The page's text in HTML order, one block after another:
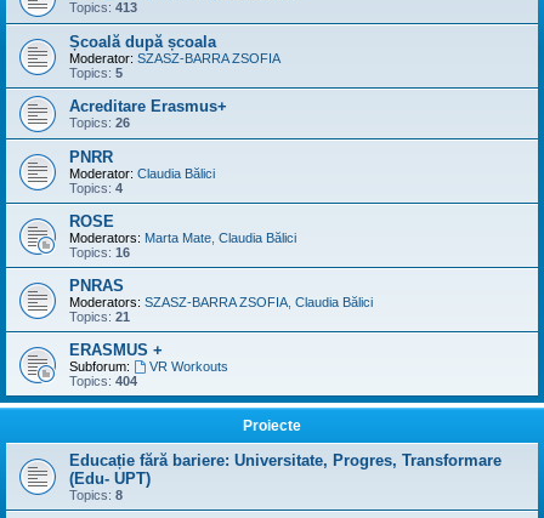
Topics: 413
Școală după școala
Moderator: SZASZ-BARRA ZSOFIA
Topics: 5
Acreditare Erasmus+
Topics: 26
PNRR
Moderator: Claudia Bălici
Topics: 4
ROSE
Moderators: Marta Mate Claudia Bălici
Topics: 16
PNRAS
Moderators: SZASZ-BARRA ZSOFIA Claudia Bălici
Topics: 21
ERASMUS +
Subforum:
VR Workouts
Topics: 404
Proiecte
Educație fără bariere: Universitate, Progres, Transformare
(Edu- UPT)
Topics: 8